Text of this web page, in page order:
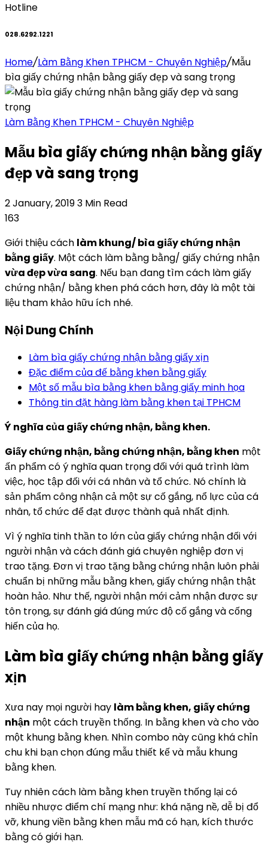
Hotline
028.6292.1221
Home/Làm Bằng Khen TPHCM - Chuyên Nghiệp/Mẫu
bìa giấy chứng nhận bằng giấy đẹp và sang trọng
Làm Bằng Khen TPHCM - Chuyên Nghiệp
Mẫu bìa giấy chứng nhận bằng giấy
đẹp và sang trọng
2 January, 20193 Min Read
163
Giới thiệu cách làm khung/ bìa giấy chứng nhận
bằng giấy. Một cách làm bằng bằng/ giấy chứng nhận
vừa đẹp vừa sang. Nếu bạn đang tìm cách làm giấy
chứng nhận/ bằng khen phá cách hơn, đây là một tài
liệu tham khảo hữu ích nhé.
Nội Dung Chính
Làm bìa giấy chứng nhận bằng giấy xịn
Đặc điểm của đế bằng khen bằng giấy
Một số mẫu bìa bằng khen bằng giấy minh họa
Thông tin đặt hàng làm bằng khen tại TPHCM
Ý nghĩa của giấy chứng nhận, bằng khen.
Giấy chứng nhận, bằng chứng nhận, bằng khen một
ấn phẩm có ý nghĩa quan trọng đối với quá trình làm
việc, học tập đối với cá nhân và tổ chức. Nó chính là
sản phẩm công nhận cả một sự cố gắng, nổ lực của cá
nhân, tổ chức để đạt được thành quả nhất định.
Vì ý nghĩa tinh thần to lớn của giấy chứng nhận đối với
người nhận và cách đánh giá chuyên nghiệp đơn vị
trao tặng. Đơn vị trao tặng bằng chứng nhận luôn phải
chuẩn bị những mẫu bằng khen, giấy chứng nhận thật
hoàn hảo. Như thế, người nhận mới cảm nhận được sự
tôn trọng, sự đánh giá đúng mức độ cố gắng và cống
hiến của họ.
Làm bìa giấy chứng nhận bằng giấy
xịn
Xưa nay mọi người hay làm bằng khen, giấy chứng
nhận một cách truyền thống. In bằng khen và cho vào
một khung bằng khen. Nhìn combo này cũng khá chỉn
chu khi bạn chọn đúng mẫu thiết kế và mẫu khung
bằng khen.
Tuy nhiên cách làm bằng khen truyền thống lại có
nhiều nhược điểm chí mạng như: khá nặng nề, dễ bị đổ
vỡ, khung viền bằng khen mẫu mã có hạn, kích thước
bằng có giới hạn.